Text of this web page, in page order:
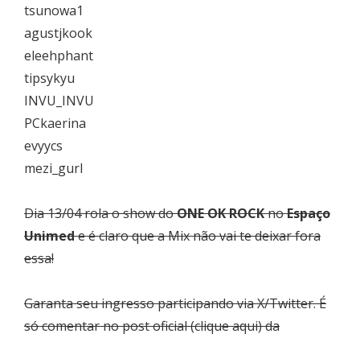
tsunowa1
agustjkook
eleehphant
tipsykyu
INVU_INVU
PCkaerina
evyycs
mezi_gurl
Dia 13/04 rola o show doONE OK ROCKnoEspaço
Unimede é claro que a Mix não vai te deixar fora
essa!
Garanta seu ingresso participando via X/Twitter. É
só comentar no post oficial (clique aqui) da